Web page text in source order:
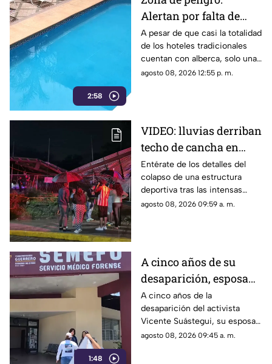
2:58
Alertan por falta de
medidas de seguridad
en albercas de hoteles
tradicionales
A pesar de que casi la totalidad
de los hoteles tradicionales
cuentan con alberca, solo una
mínima parte dispone de
agosto 08, 2026 12:55 p. m.
VIDEO: lluvias derriban
techo de cancha en
Chilpancingo; hubo
lesionados
Entérate de los detalles del
colapso de una estructura
deportiva tras las intensas
precipitaciones y el reporte de
agosto 08, 2026 09:59 a. m.
1:48
A cinco años de su
desaparición, esposa
de Vicente Suástegui
acude al Semefo en
Chilpancingo
A cinco años de la
desaparición del activista
Vicente Suástegui, su esposa
acudió al Semefo de
agosto 08, 2026 09:45 a. m.